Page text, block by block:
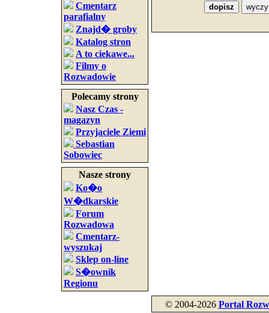
Cmentarz
parafialny
Znajd� groby
Katalog stron
A to ciekawe...
Filmy o
Rozwadowie
Polecamy strony
Nasz Czas -
magazyn
Przyjaciele Ziemi
Sebastian
Sobowiec
Nasze strony
Ko�o
W�dkarskie
Forum
Rozwadowa
Cmentarz-
wyszukaj
Sklep on-line
S�ownik
Regionu
© 2004-2026 Portal